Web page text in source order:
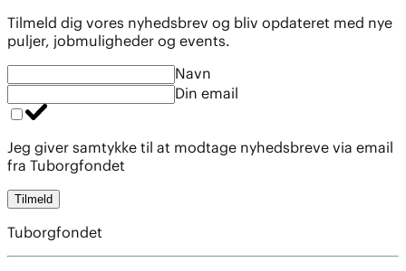
Tilmeld dig vores nyhedsbrev og bliv opdateret med nye
puljer, jobmuligheder og events.
Navn
Din email
Jeg giver samtykke til at modtage nyhedsbreve via email
fra Tuborgfondet
Tilmeld
Tuborgfondet